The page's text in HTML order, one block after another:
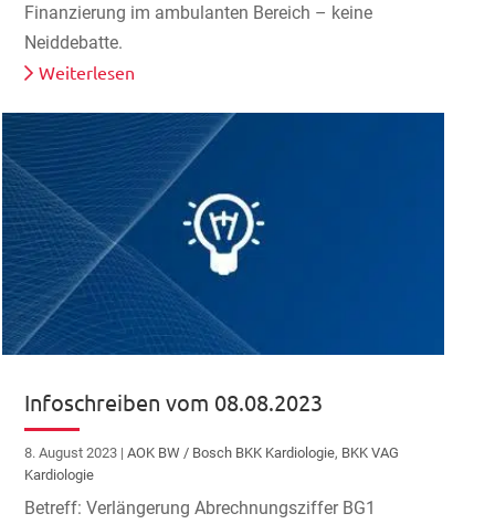
Finanzierung im ambulanten Bereich – keine
Neiddebatte.
Weiterlesen
Infoschreiben vom 08.08.2023
8. August 2023 |AOK BW / Bosch BKK Kardiologie, BKK VAG
Kardiologie
Betreff: Verlängerung Abrechnungsziffer BG1